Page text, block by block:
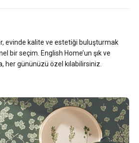
evinde kalite ve estetiği buluşturmak
bir seçim. English Home’un şık ve
her gününüzü özel kılabilirsiniz.